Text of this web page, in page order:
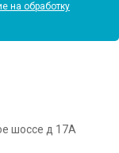
на обработку
шоссе д 17А